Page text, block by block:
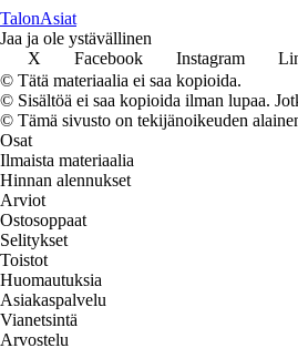
TalonAsiat
Jaa ja ole ystävällinen
X
Facebook Instagram
© Tätä materiaalia ei saa kopioida.
© Sisältöä ei saa kopioida ilman lupaa.
© Tämä sivusto on tekijänoikeuden
Osat
Ilmaista materiaalia
Hinnan alennukset
Arviot
Ostosoppaat
Selitykset
Toistot
Huomautuksia
Asiakaspalvelu
Vianetsintä
Arvostelu